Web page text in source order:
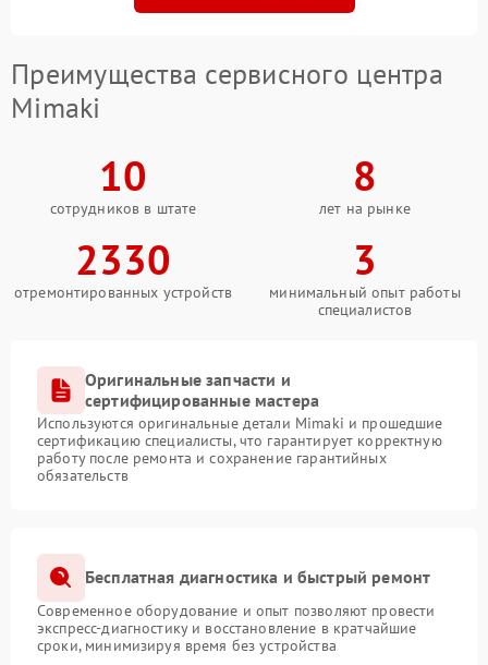
Преимущества сервисного центра
Mimaki
10
сотрудников в штате
8
лет на рынке
2330
отремонтированных устройств
3
минимальный опыт работы
специалистов
Оригинальные запчасти и
сертифицированные мастера
Используются оригинальные детали Mimaki и прошедшие
сертификацию специалисты, что гарантирует корректную
работу после ремонта и сохранение гарантийных
обязательств
Бесплатная диагностика и быстрый ремонт
Современное оборудование и опыт позволяют провести
экспресс-диагностику и восстановление в кратчайшие
сроки, минимизируя время без устройства